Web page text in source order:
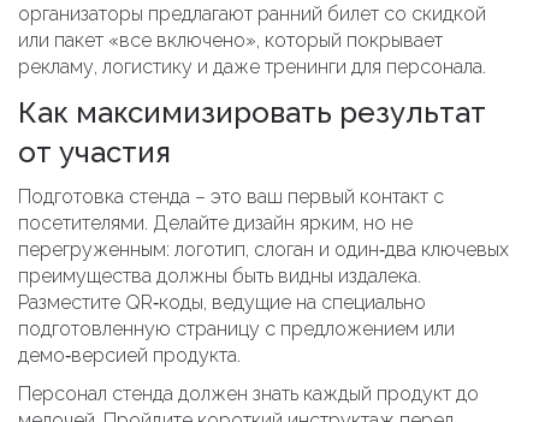
организаторы предлагают ранний билет со скидкой
или пакет «все включено», который покрывает
рекламу, логистику и даже тренинги для персонала.
Как максимизировать результат
от участия
Подготовка стенда – это ваш первый контакт с
посетителями. Делайте дизайн ярким, но не
перегруженным: логотип, слоган и один‑два ключевых
преимущества должны быть видны издалека.
Разместите QR‑коды, ведущие на специально
подготовленную страницу с предложением или
демо‑версией продукта.
Персонал стенда должен знать каждый продукт до